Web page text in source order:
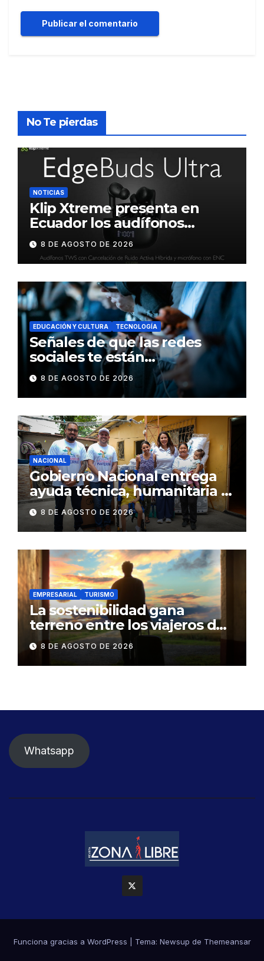
No Te pierdas
NOTICIAS
Klip Xtreme presenta en
Ecuador los audífonos
DynaBuds con sonido
inteligente y control táctil
8 DE AGOSTO DE 2026
EDUCACIÓN Y CULTURA TECNOLOGÍA
Señales de que las redes
sociales te están
consumiendo
8 DE AGOSTO DE 2026
NACIONAL
Gobierno Nacional entrega
ayuda técnica, humanitaria y
Bono Joaquín Gallegos Lara a
familia en situación de
vulnerabilidad
8 DE AGOSTO DE 2026
EMPRESARIAL TURISMO
La sostenibilidad gana
terreno entre los viajeros de
negocios
8 DE AGOSTO DE 2026
Whatsapp
Funciona gracias a WordPress Tema: Newsup de Themeansar